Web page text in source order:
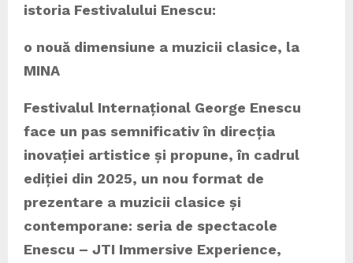
istoria Festivalului Enescu:
o nouă dimensiune a muzicii clasice, la
MINA
Festivalul Internațional George Enescu
face un pas semnificativ în direcția
inovației artistice și propune, în cadrul
ediției din 2025, un nou format de
prezentare a muzicii clasice și
contemporane: seria de spectacole
Enescu – JTI Immersive Experience,